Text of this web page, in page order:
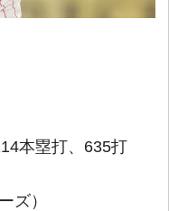
本塁打、635打
ズ）